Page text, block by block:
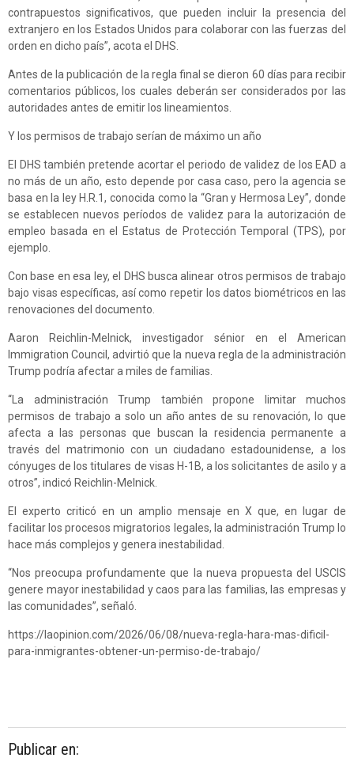
contrapuestos significativos, que pueden incluir la presencia del
extranjero en los Estados Unidos para colaborar con las fuerzas del
orden en dicho país”, acota el DHS.
Antes de la publicación de la regla final se dieron 60 días para recibir
comentarios públicos, los cuales deberán ser considerados por las
autoridades antes de emitir los lineamientos.
Y los permisos de trabajo serían de máximo un año
El DHS también pretende acortar el periodo de validez de los EAD a
no más de un año, esto depende por casa caso, pero la agencia se
basa en la ley H.R.1, conocida como la “Gran y Hermosa Ley”, donde
se establecen nuevos períodos de validez para la autorización de
empleo basada en el Estatus de Protección Temporal (TPS), por
ejemplo.
Con base en esa ley, el DHS busca alinear otros permisos de trabajo
bajo visas específicas, así como repetir los datos biométricos en las
renovaciones del documento.
Aaron Reichlin-Melnick, investigador sénior en el American
Immigration Council, advirtió que la nueva regla de la administración
Trump podría afectar a miles de familias.
“La administración Trump también propone limitar muchos
permisos de trabajo a solo un año antes de su renovación, lo que
afecta a las personas que buscan la residencia permanente a
través del matrimonio con un ciudadano estadounidense, a los
cónyuges de los titulares de visas H-1B, a los solicitantes de asilo y a
otros”, indicó Reichlin-Melnick.
El experto criticó en un amplio mensaje en X que, en lugar de
facilitar los procesos migratorios legales, la administración Trump lo
hace más complejos y genera inestabilidad.
“Nos preocupa profundamente que la nueva propuesta del USCIS
genere mayor inestabilidad y caos para las familias, las empresas y
las comunidades”, señaló.
https://laopinion.com/2026/06/08/nueva-regla-hara-mas-dificil-
para-inmigrantes-obtener-un-permiso-de-trabajo/
Publicar en: